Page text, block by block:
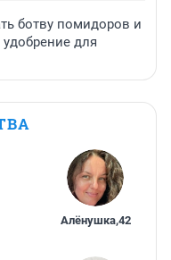
ботву помидоров и
для
Алёнушка,42